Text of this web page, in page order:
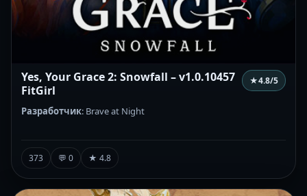
Yes, Your Grace 2: Snowfall – v1.0.10457
FitGirl
★4.8/5
Разработчик: Brave at Night
373 💬 0 ★ 4.8